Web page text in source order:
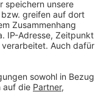
die lustigsten
haut natürlich
so wie wir ihn
sein ganz
privat wie noch nie,